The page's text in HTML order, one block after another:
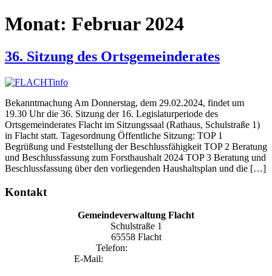
Monat: Februar 2024
36. Sitzung des Ortsgemeinderates
Bekanntmachung Am Donnerstag, dem 29.02.2024, findet um
19.30 Uhr die 36. Sitzung der 16. Legislaturperiode des
Ortsgemeinderates Flacht im Sitzungssaal (Rathaus, Schulstraße 1)
in Flacht statt. Tagesordnung Öffentliche Sitzung: TOP 1
Begrüßung und Feststellung der Beschlussfähigkeit TOP 2 Beratung
und Beschlussfassung zum Forsthaushalt 2024 TOP 3 Beratung und
Beschlussfassung über den vorliegenden Haushaltsplan und die […]
Kontakt
Gemeindeverwaltung Flacht
Schulstraße 1
65558 Flacht
Telefon:
E-Mail: